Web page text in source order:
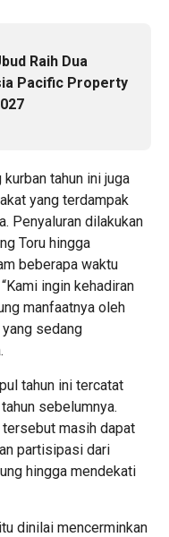
Raih Dua
Pacific Property
tahun ini juga
yang terdampak
Penyaluran dilakukan
Toru hingga
beberapa waktu
ingin kehadiran
manfaatnya oleh
sedang
tahun ini tercatat
sebelumnya.
tersebut masih dapat
partisipasi dari
hingga mendekati
dinilai mencerminkan